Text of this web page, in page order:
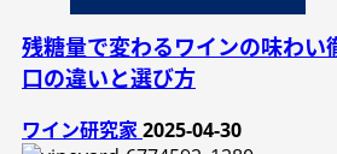
残糖量で変わるワインの味わい
口の違いと選び方
ワイン研究家2025-04-30